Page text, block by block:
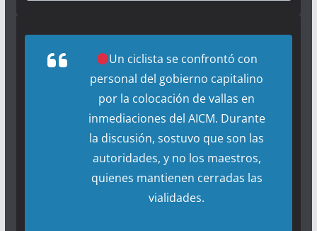
Un ciclista se confrontó con
personal del gobierno capitalino
por la colocación de vallas en
inmediaciones del AICM. Durante
la discusión, sostuvo que son las
autoridades, y no los maestros,
quienes mantienen cerradas las
vialidades.